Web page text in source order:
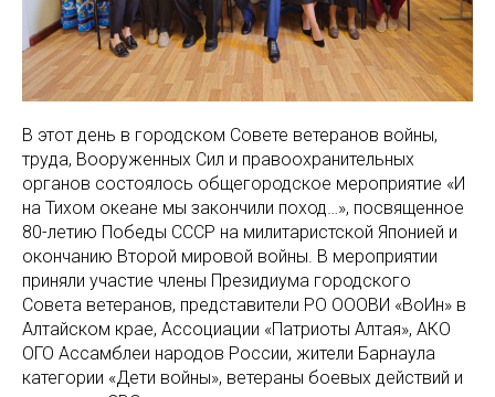
В этот день в городском Совете ветеранов войны,
труда, Вооруженных Сил и правоохранительных
органов состоялось общегородское мероприятие «И
на Тихом океане мы закончили поход…», посвященное
80-летию Победы СССР на милитаристской Японией и
окончанию Второй мировой войны. В мероприятии
приняли участие члены Президиума городского
Совета ветеранов, представители РО ОООВИ «ВоИн» в
Алтайском крае, Ассоциации «Патриоты Алтая», АКО
ОГО Ассамблеи народов России, жители Барнаула
категории «Дети войны», ветераны боевых действий и